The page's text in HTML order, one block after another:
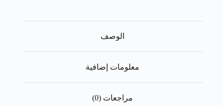
الوصف
معلومات إضافية
مراجعات (0)